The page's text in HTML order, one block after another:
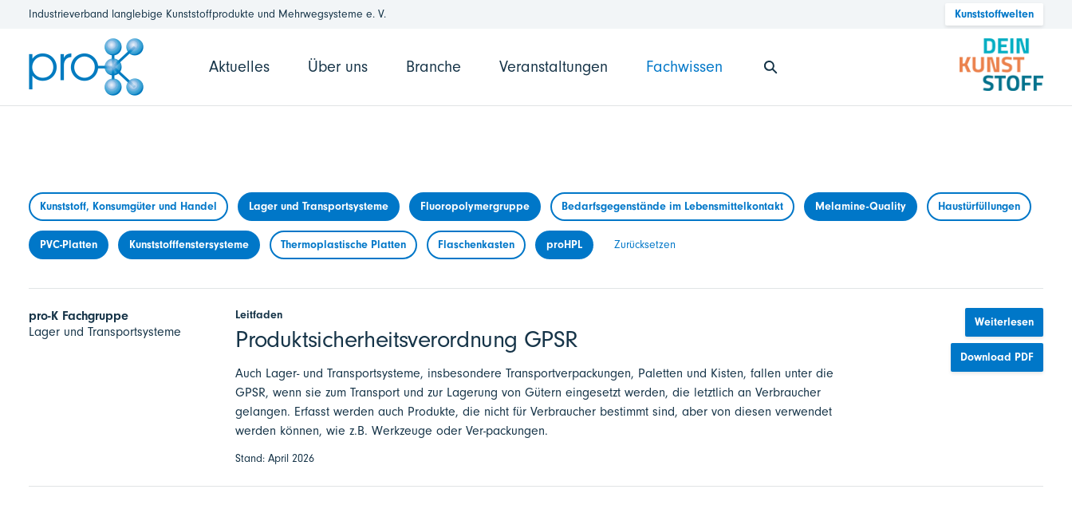
Industrieverband langlebige Kunststoffprodukte und Mehrwegsysteme e. V. Kunststoffwelten
Aktuelles Über uns Branche Veranstaltungen Fachwissen
Kunststoff, Konsumgüter und Handel Lager und Transportsysteme Fluoropolymergruppe Bedarfsgegenstände im Lebensmittelkontakt Melamine-Quality Haustürfüllungen
PVC-Platten Kunststofffenstersysteme Thermoplastische Platten Flaschenkasten proHPL Zurücksetzen
pro-K Fachgruppe
Lager und Transportsysteme
Leitfaden
Produktsicherheitsverordnung GPSR
Auch Lager- und Transportsysteme, insbesondere Transportverpackungen, Paletten und Kisten, fallen unter die
GPSR, wenn sie zum Transport und zur Lagerung von Gütern eingesetzt werden, die letztlich an Verbraucher
gelangen. Erfasst werden auch Produkte, die nicht für Verbraucher bestimmt sind, aber von diesen verwendet
werden können, wie z.B. Werkzeuge oder Ver-packungen.
Stand: April 2026
Weiterlesen
Download PDF